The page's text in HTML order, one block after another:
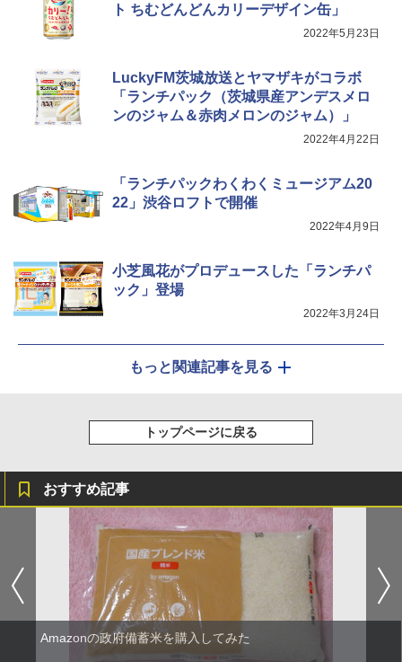
￥4,329
￥3,213
￥34,546
シャープ ウォーターオーブン ヘルシオ
AX-XJ1-B ブラック 30L 2段調理 コンベ
クション トースト機能
ト ちむどんどんカリーデザイン缶」
2022年5月23日
LuckyFM茨城放送とヤマザキがコラボ
「ランチパック（茨城県産アンデスメロ
ンのジャム＆赤肉メロンのジャム）」
2022年4月22日
「ランチパックわくわくミュージアム20
22」渋谷ロフトで開催
2022年4月9日
小芝風花がプロデュースした「ランチパ
ック」登場
2022年3月24日
もっと関連記事を見る
トップページに戻る
おすすめ記事
Amazonの政府備蓄米を購入してみた